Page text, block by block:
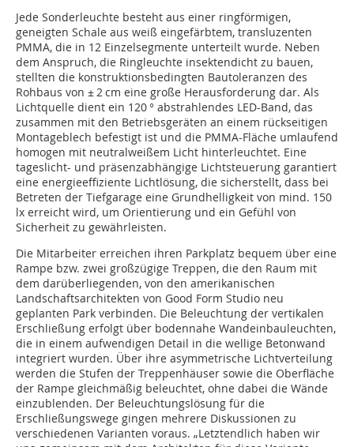
Jede Sonderleuchte besteht aus einer ringförmigen,
geneigten Schale aus weiß eingefärbtem, transluzenten
PMMA, die in 12 Einzelsegmente unterteilt wurde. Neben
dem Anspruch, die Ringleuchte insektendicht zu bauen,
stellten die konstruktionsbedingten Bau­toleranzen des
Rohbaus von ± 2 cm eine große Herausforderung dar. Als
Lichtquelle dient ein 120 ° abstrahlendes LED-Band, das
zusammen mit den Betriebsgeräten an einem rückseitigen
Montageblech befestigt ist und die PMMA-Fläche umlaufend
homogen mit neutralweißem Licht hinterleuchtet. Eine
tageslicht- und präsenzabhängige Lichtsteuerung garantiert
eine energieeffiziente Lichtlösung, die sicherstellt, dass bei
Betreten der Tiefgarage eine Grundhelligkeit von mind. 150
lx erreicht wird, um Orientierung und ein Gefühl von
Sicherheit zu gewährleisten.
Die Mitarbeiter erreichen ihren Parkplatz bequem über eine
Rampe bzw. zwei großzügige Treppen, die den Raum mit
dem darüberliegenden, von den amerikanischen
Landschaftsarchitekten von Good Form Studio neu
geplanten Park verbinden. Die Beleuchtung der vertikalen
Erschließung erfolgt über bodennahe Wandeinbauleuchten,
die in einem aufwendigen Detail in die wellige Betonwand
integriert wurden. Über ihre asymmetrische Lichtverteilung
werden die Stufen der Treppenhäuser sowie die Oberfläche
der Rampe gleichmäßig beleuchtet, ohne dabei die Wände
einzublenden. Der Beleuchtungslösung für die
Erschließungswege gingen mehrere Diskussionen zu
verschiedenen Varianten voraus. „Letztendlich haben wir